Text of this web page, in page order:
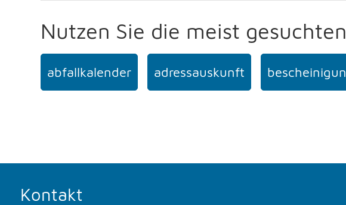
Nutzen Sie die meist
abfallkalender adressauskunft
Kontakt